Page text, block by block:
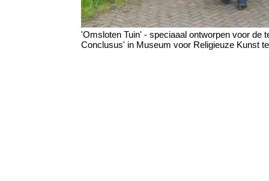
'Omsloten Tuin' - speciaaal ontworpen voor de
Conclusus' in Museum voor Religieuze Kunst